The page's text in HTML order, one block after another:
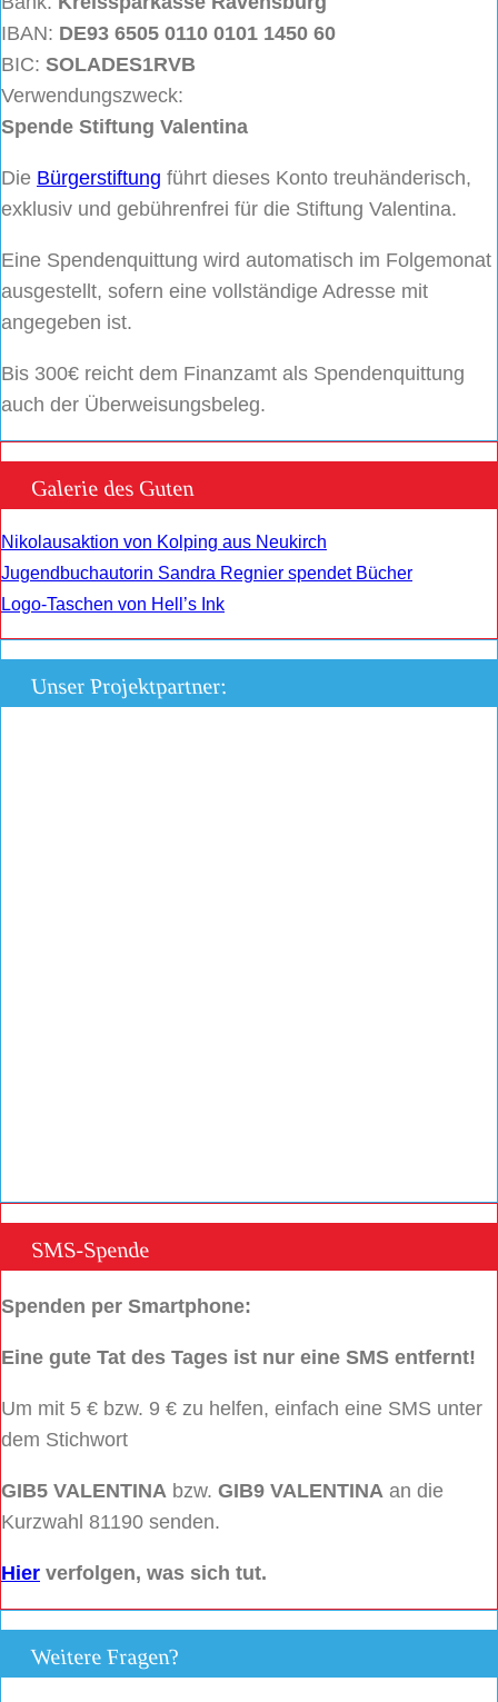
IBAN: DE93 6505 0110 0101 1450 60
BIC: SOLADES1RVB
Verwendungszweck:
Spende Stiftung Valentina
Die Bürgerstiftung führt dieses Konto treuhänderisch,
exklusiv und gebührenfrei für die Stiftung Valentina.
Eine Spendenquittung wird automatisch im Folgemonat
ausgestellt, sofern eine vollständige Adresse mit
angegeben ist.
Bis 300€ reicht dem Finanzamt als Spendenquittung
auch der Überweisungsbeleg.
Galerie des Guten
Nikolausaktion von Kolping aus Neukirch
Jugendbuchautorin Sandra Regnier spendet Bücher
Logo-Taschen von Hell’s Ink
Unser Projektpartner:
SMS-Spende
Spenden per Smartphone:
Eine gute Tat des Tages ist nur eine SMS entfernt!
Um mit 5 € bzw. 9 € zu helfen, einfach eine SMS unter
dem Stichwort
GIB5 VALENTINA bzw. GIB9 VALENTINA an die
Kurzwahl 81190 senden.
Hier verfolgen, was sich tut.
Weitere Fragen?